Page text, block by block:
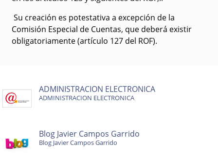
Su creación es potestativa a excepción de la
Comisión Especial de Cuentas, que deberá existir
obligatoriamente (artículo 127 del ROF).
ADMINISTRACION ELECTRONICA
ADMINISTRACION ELECTRONICA
Blog Javier Campos Garrido
Blog Javier Campos Garrido